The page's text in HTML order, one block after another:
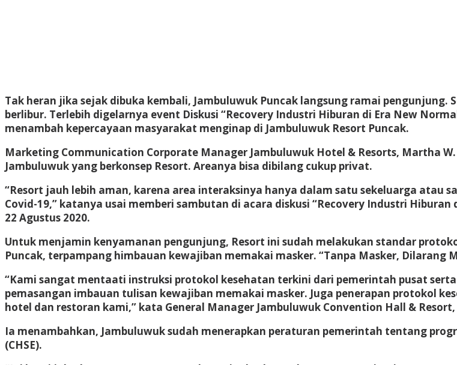
Tak heran jika sejak dibuka kembali, Jambuluwuk Puncak langsung ramai
berlibur. Terlebih digelarnya event Diskusi “Recovery Industri Hiburan di Era New
menambah kepercayaan masyarakat menginap di Jambuluwuk Resort Puncak.
Marketing Communication Corporate Manager Jambuluwuk Hotel & Resorts, Martha
Jambuluwuk yang berkonsep Resort. Areanya bisa dibilang cukup privat.
“Resort jauh lebih aman, karena area interaksinya hanya dalam satu sekeluarga atau
Covid-19,” katanya usai memberi sambutan di acara diskusi “Recovery Industri
22 Agustus 2020.
Untuk menjamin kenyamanan pengunjung, Resort ini sudah melakukan standar
Puncak, terpampang himbauan kewajiban memakai masker. “Tanpa Masker, Dilarang
“Kami sangat mentaati instruksi protokol kesehatan terkini dari pemerintah pusat
pemasangan imbauan tulisan kewajiban memakai masker. Juga penerapan protokol
hotel dan restoran kami,” kata General Manager Jambuluwuk Convention Hall &
Ia menambahkan, Jambuluwuk sudah menerapkan peraturan pemerintah tentang
(CHSE).